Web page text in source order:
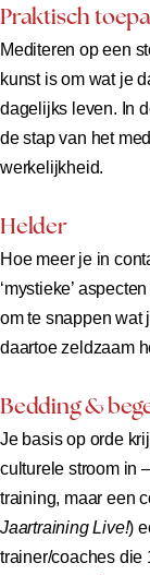
Praktisch
Mediteren op een
kunst is om wat je
dagelijks leven. In
de stap van het
werkelijkheid.
Helder
Hoe meer je in
‘mystieke’
om te snappen wat
daartoe zeldzaam
Bedding &
Je basis op orde
culturele stroom in
training, maar een
Jaartraining Live!)
trainer/coaches die